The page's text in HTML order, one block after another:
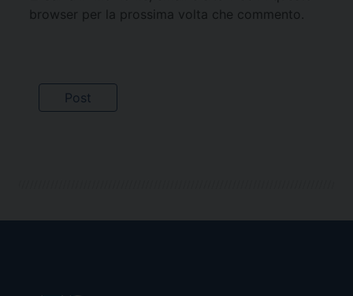
browser per la prossima volta che commento.